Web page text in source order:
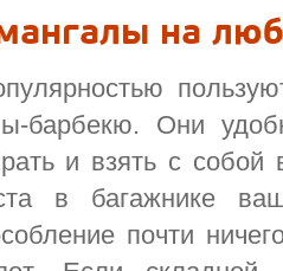
на
барбекю. Они
и взять с
в багажнике
почти